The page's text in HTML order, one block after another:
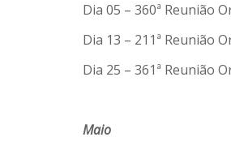
Dia 05 – 360ª Reunião
Dia 13 – 211ª Reunião
Dia 25 – 361ª Reunião
Maio